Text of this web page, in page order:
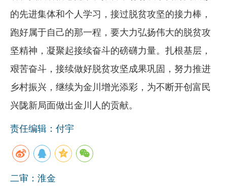
的先进集体和个人学习，接过脱贫攻坚的接力棒，
跑好属于自己的那一程，要大力弘扬伟大的脱贫攻
坚精神，凝聚起接续奋斗的磅礴力量。扎根基层，
艰苦奋斗，接续做好脱贫攻坚成果巩固，努力推进
乡村振兴，继续为金川增光添彩，为不断开创富民
兴陇新局面做出金川人的贡献。
责任编辑：付宇
二审：淮金